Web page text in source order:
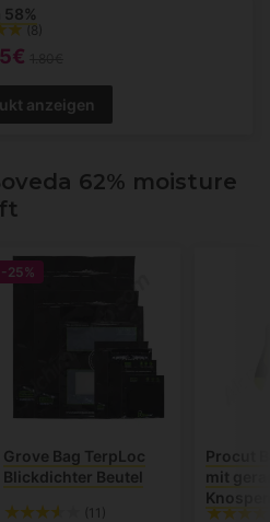
58%
(8)
anzeigen
62% moisture
-25%
Grove Bag TerpLoc
Blickdichter Beutel
(11)
Procut
mit